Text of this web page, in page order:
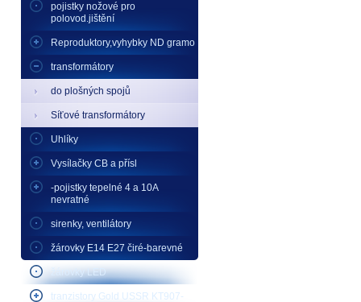
pojistky nožové pro
polovod.jištění
Reproduktory,vyhybky ND gramo
transformátory
do plošných spojů
Síťové transformátory
Uhlíky
Vysílačky CB a přísl
-pojistky tepelné 4 a 10A
nevratné
sirenky, ventilátory
žárovky E14 E27 čiré-barevné
žárovky LED
tranzistory Gold USSR KT907-